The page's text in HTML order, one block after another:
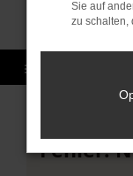
Fehler:
Sie auf
zu schalten,